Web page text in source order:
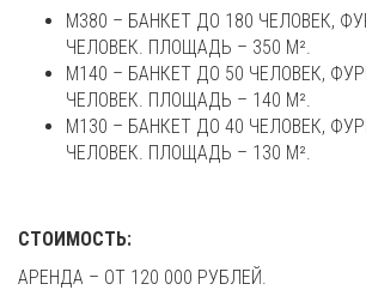
М380 – БАНКЕТ ДО 180 ЧЕЛОВЕК,
ЧЕЛОВЕК. ПЛОЩАДЬ – 350 М².
М140 – БАНКЕТ ДО 50 ЧЕЛОВЕК,
ЧЕЛОВЕК. ПЛОЩАДЬ – 140 М².
М130 – БАНКЕТ ДО 40 ЧЕЛОВЕК,
ЧЕЛОВЕК. ПЛОЩАДЬ – 130 М².
СТОИМОСТЬ:
АРЕНДА – ОТ 120 000 РУБЛЕЙ.